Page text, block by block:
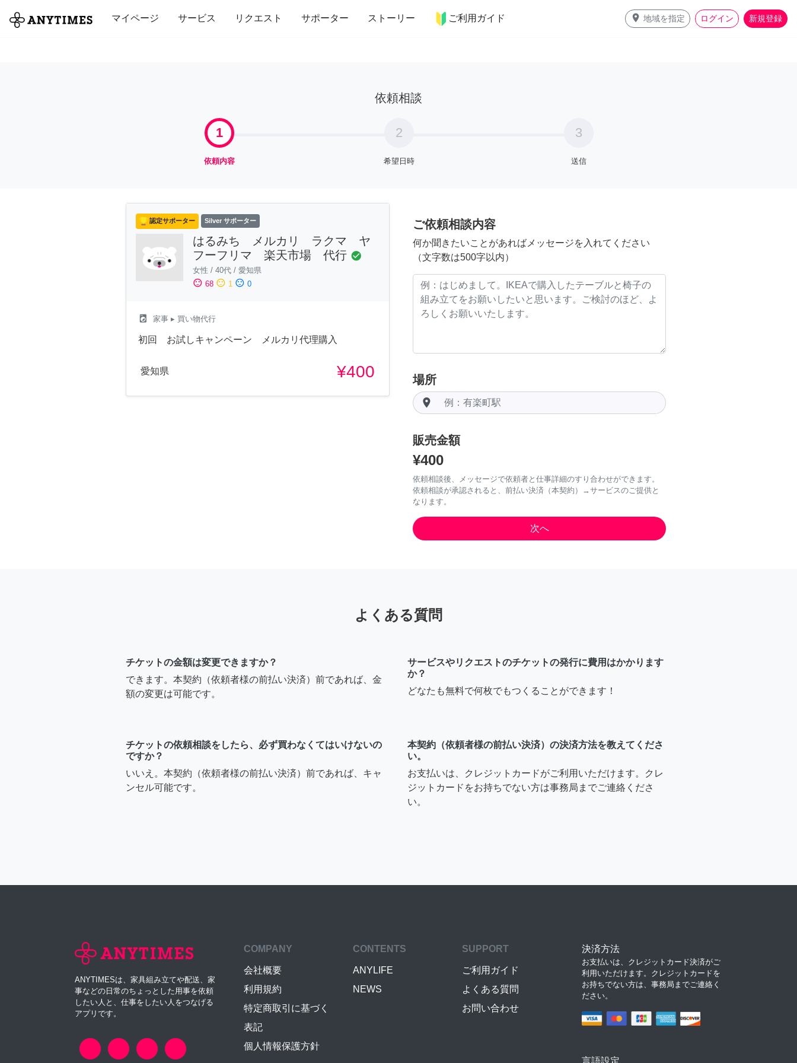
マイページ サービス リクエスト サポーター ストーリー ご利用ガイド place 地域を指定 ログイン 新規登録
全て 修理・組立 家事 引っ越し インテリア 趣味・習い事 ペット 料理
依頼相談
1
依頼内容
2
希望日時
3
送信
認定サポーター Silver サポーター
はるみち メルカリ ラクマ ヤ
フーフリマ 楽天市場 代行 check_circle
女性 / 40代 / 愛知県
sentiment_satisfied 68 sentiment_neutral 1 sentiment_dissatisfied 0
local_laundry_service 家事 ▸ 買い物代行
初回 お試しキャンペーン メルカリ代理購入
愛知県 ¥400
ご依頼相談内容
何か聞きたいことがあればメッセージを入れてください
（文字数は500字以内）
場所
room
販売金額
¥400
依頼相談後、メッセージで依頼者と仕事詳細のすり合わせができます。
依頼相談が承認されると、前払い決済（本契約）→サービスのご提供と
なります。
よくある質問
チケットの金額は変更できますか？
できます。本契約（依頼者様の前払い決済）前であれば、金
額の変更は可能です。
サービスやリクエストのチケットの発行に費用はかかります
か？
どなたも無料で何枚でもつくることができます！
チケットの依頼相談をしたら、必ず買わなくてはいけないの
ですか？
いいえ。本契約（依頼者様の前払い決済）前であれば、キャ
ンセル可能です。
本契約（依頼者様の前払い決済）の決済方法を教えてくださ
い。
お支払いは、クレジットカードがご利用いただけます。クレ
ジットカードをお持ちでない方は事務局までご連絡くださ
い。
ANYTIMESは、家具組み立てや配送、家
事などの日常のちょっとした用事を依頼
したい人と、仕事をしたい人をつなげる
アプリです。
COMPANY
会社概要
利用規約
特定商取引に基づく
表記
個人情報保護方針
CONTENTS
ANYLIFE
NEWS
SUPPORT
ご利用ガイド
よくある質問
お問い合わせ
決済方法
お支払いは、クレジットカード決済がご
利用いただけます。クレジットカードを
お持ちでない方は、事務局までご連絡く
ださい。
言語設定